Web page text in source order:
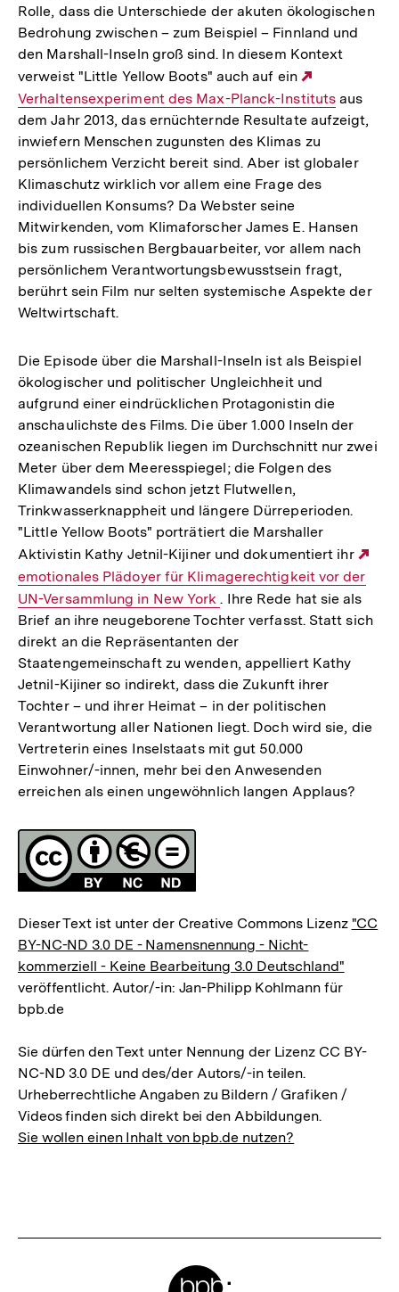
Rolle, dass die Unterschiede der akuten ökologischen
Bedrohung zwischen – zum Beispiel – Finnland und
den Marshall-Inseln groß sind. In diesem Kontext
verweist "Little Yellow Boots" auch auf ein
Link:
Verhaltensexperiment des Max-Planck-Instituts aus
dem Jahr 2013, das ernüchternde Resultate aufzeigt,
inwiefern Menschen zugunsten des Klimas zu
persönlichem Verzicht bereit sind. Aber ist globaler
Klimaschutz wirklich vor allem eine Frage des
individuellen Konsums? Da Webster seine
Mitwirkenden, vom Klimaforscher James E. Hansen
bis zum russischen Bergbauarbeiter, vor allem nach
persönlichem Verantwortungsbewusstsein fragt,
berührt sein Film nur selten systemische Aspekte der
Weltwirtschaft.
Die Episode über die Marshall-Inseln ist als Beispiel
ökologischer und politischer Ungleichheit und
aufgrund einer eindrücklichen Protagonistin die
anschaulichste des Films. Die über 1.000 Inseln der
ozeanischen Republik liegen im Durchschnitt nur zwei
Meter über dem Meeresspiegel; die Folgen des
Klimawandels sind schon jetzt Flutwellen,
Trinkwasserknappheit und längere Dürreperioden.
"Little Yellow Boots" porträtiert die Marshaller
Aktivistin Kathy Jetnil-Kijiner und dokumentiert ihr
emotionales Plädoyer für Klimagerechtigkeit vor der
UN-Versammlung in New York. Ihre Rede hat sie als
Brief an ihre neugeborene Tochter verfasst. Statt sich
direkt an die Repräsentanten der
Staatengemeinschaft zu wenden, appelliert Kathy
Jetnil-Kijiner so indirekt, dass die Zukunft ihrer
Tochter – und ihrer Heimat – in der politischen
Verantwortung aller Nationen liegt. Doch wird sie, die
Vertreterin eines Inselstaats mit gut 50.000
Einwohner/-innen, mehr bei den Anwesenden
erreichen als einen ungewöhnlich langen Applaus?
Fussnoten
Lizenz
Dieser Text ist unter der Creative Commons Lizenz "CC
BY-NC-ND 3.0 DE - Namensnennung - Nicht-
kommerziell - Keine Bearbeitung 3.0 Deutschland"
veröffentlicht. Autor/-in: Jan-Philipp Kohlmann für
bpb.de
Sie dürfen den Text unter Nennung der Lizenz CC BY-
NC-ND 3.0 DE und des/der Autors/-in teilen.
Urheberrechtliche Angaben zu Bildern / Grafiken /
Videos finden sich direkt bei den Abbildungen.
Sie wollen einen Inhalt von bpb.de nutzen?